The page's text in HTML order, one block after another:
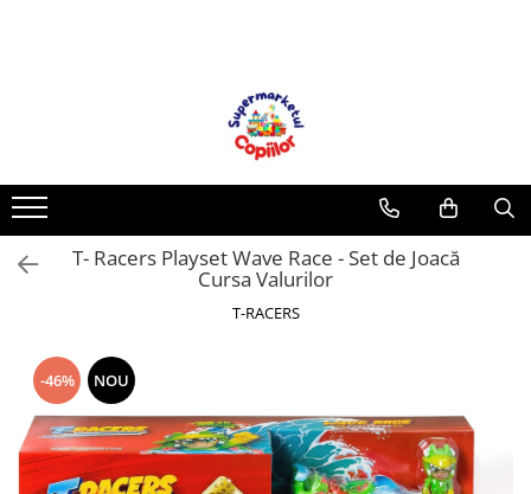
Accesorii pentru petrecere
Baloane
Mobila gradina & terasa
Carti pentru copii
Activitati extracurriculare
Povesti pentru copii
Carti de Povesti pentru Copii
Rechizite si papetarie pentru copii
T- Racers Playset Wave Race - Set de Joacă
Cursa Valurilor
T-RACERS
-46% NOU